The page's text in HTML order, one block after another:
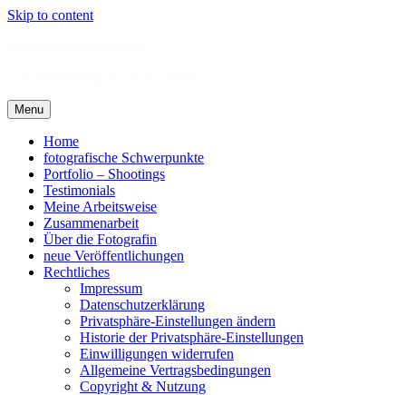
Skip to content
Menu
Home
fotografische Schwerpunkte
Portfolio – Shootings
Testimonials
Meine Arbeitsweise
Zusammenarbeit
Über die Fotografin
neue Veröffentlichungen
Rechtliches
Impressum
Datenschutzerklärung
Privatsphäre-Einstellungen ändern
Historie der Privatsphäre-Einstellungen
Einwilligungen widerrufen
Allgemeine Vertragsbedingungen
Copyright & Nutzung